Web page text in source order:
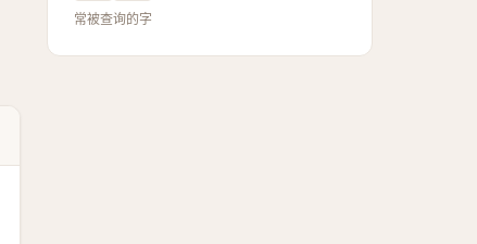
常被查询的字